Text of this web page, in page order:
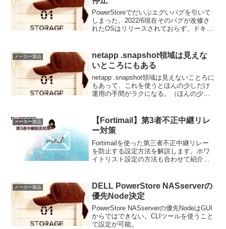
PowerStoreでだいぶエグいバグを引いて
しまった。2022/6現在そのバグが改修さ
れたOSはリリースされておらず、ドキド
メーカー製品
netapp .snapshot領域は見えな
いところにもある
netapp .snapshot領域は見えないことろに
もあって、これを使うとほんの少しだけ
運用の手間がラクになる。（ほんの少し
メーカー製品
【Fortimail】第3者不正中継リレ
ー対策
Fortimailを使った第三者不正中継リレー
を防止する設定方法を解説します。ホワ
イトリスト設定の方法も合わせて紹介し
メーカー製品
DELL PowerStore NASserverの
優先Node決定
PowerStore NASserverの優先NodeはGUI
からではできない。CLIツールを使うこと
で設定が可能。